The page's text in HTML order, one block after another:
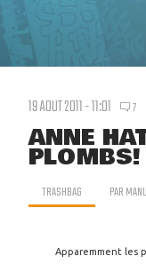
19 AOUT 2011 - 11:01 7
ANNE
PLOMBS!
TRASHBAG PARMANU
Apparemment les